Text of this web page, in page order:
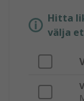
Hitta
välja